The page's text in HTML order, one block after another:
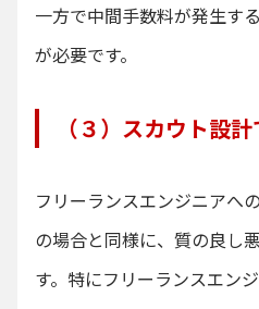
一方で中間手数料が発生す
が必要です。
（３）スカウト設
フリーランスエンジニアへ
の場合と同様に、質の良し
す。特にフリーランスエン